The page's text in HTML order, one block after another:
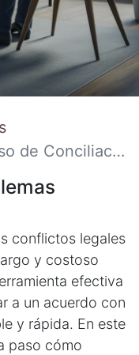
Resolver Conflictos de Manera Eficaz
conflictos legales
y costoso
efectiva
a un acuerdo con
y rápida. En este
paso cómo